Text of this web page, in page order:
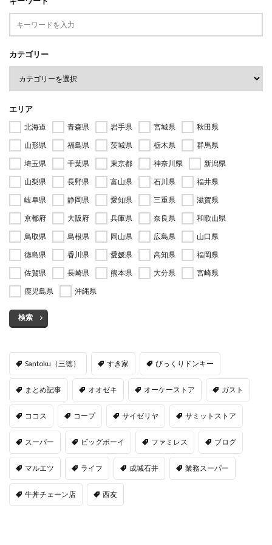
カテゴリー
エリア
北海道 青森県 岩手県 宮城県
秋田県
山形県
福島県 茨城県 栃木県
群馬県
埼玉県
千葉県 東京都 神奈川県
新潟県
山梨県
長野県 富山県 石川県
福井県
岐阜県
静岡県 愛知県 三重県
滋賀県
京都府
大阪府 兵庫県 奈良県
和歌山県
鳥取県
島根県 岡山県 広島県
山口県
徳島県
香川県 愛媛県 高知県
福岡県
佐賀県
長崎県 熊本県 大分県
宮崎県
鹿児島県
沖縄県
検索
Santoku（三徳） すき家 びっくりドンキー
まとめ記事 オオゼキ オーケーストア ガスト
ココス コープ サイゼリヤ サミットストア
スーパー ビッグボーイ ファミレス ブログ
マルエツ ライフ 成城石井 業務スーパー
牛丼チェーン店 西友